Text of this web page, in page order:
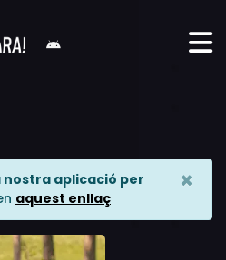
aplicació per
aquest enllaç
×